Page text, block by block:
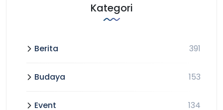
Kategori
Berita 391
Budaya 153
Event 134